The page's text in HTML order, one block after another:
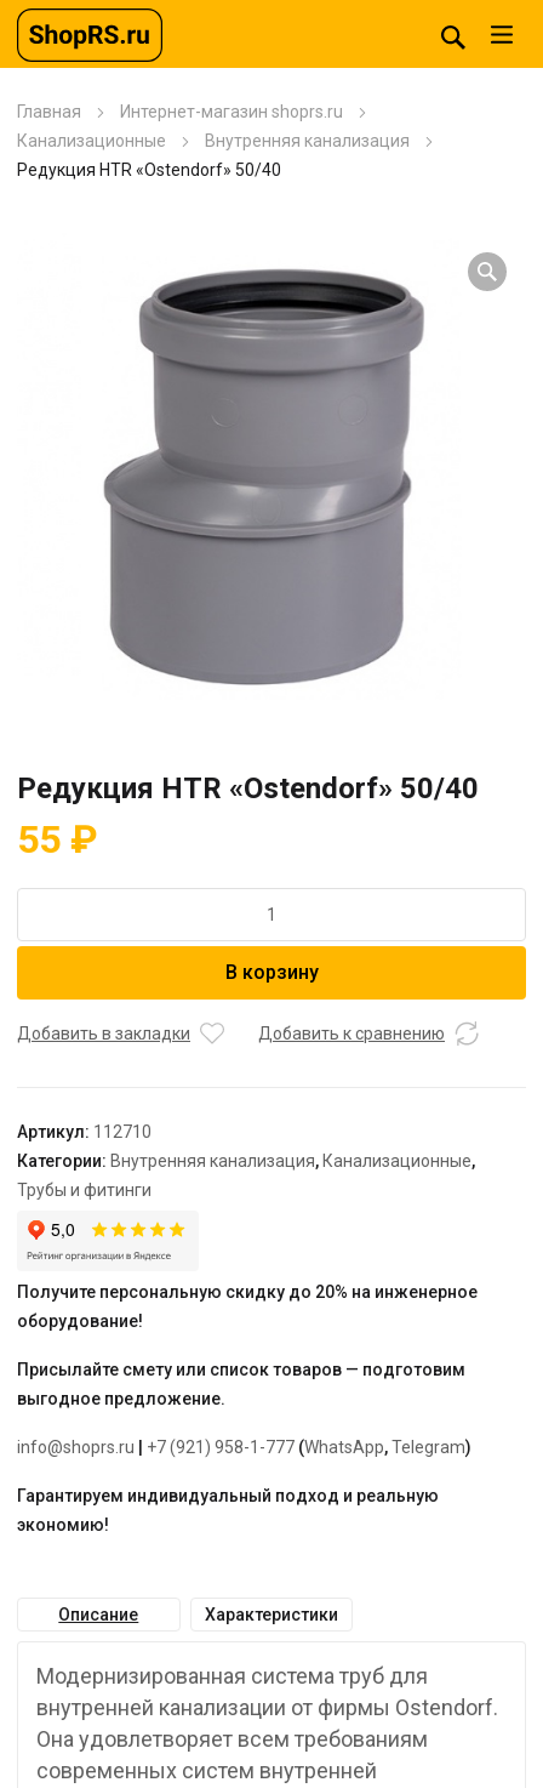
Главная
Интернет-магазин shoprs.ru
Канализационные
Внутренняя канализация
Редукция HTR «Ostendorf» 50/40
Редукция HTR «Ostendorf» 50/40
55 ₽
Редукция
50/40
В корзину
Добавить в закладки Добавить к сравнению
Артикул: 112710
Категории: Внутренняя канализация, Канализационные,
Трубы и фитинги
Получите персональную скидку до 20% на инженерное
оборудование!
Присылайте смету или список товаров — подготовим
выгодное предложение.
info@shoprs.ru +7 (921) 958-1-777 (WhatsApp,Telegram)
Гарантируем индивидуальный подход и реальную
экономию!
Описание Характеристики
Модернизированная система труб для
внутренней канализации от фирмы Ostendorf.
Она удовлетворяет всем требованиям
современных систем внутренней